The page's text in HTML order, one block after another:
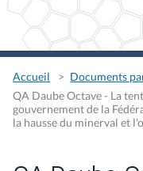
Accueil
Documents
QA Daube Octave - La
gouvernement de la
la hausse du minerval et